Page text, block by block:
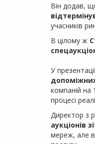
Він додав,
учасників
В цілому ж
У
компаній на
процесі
Директор з
аукціонів
мереж, але